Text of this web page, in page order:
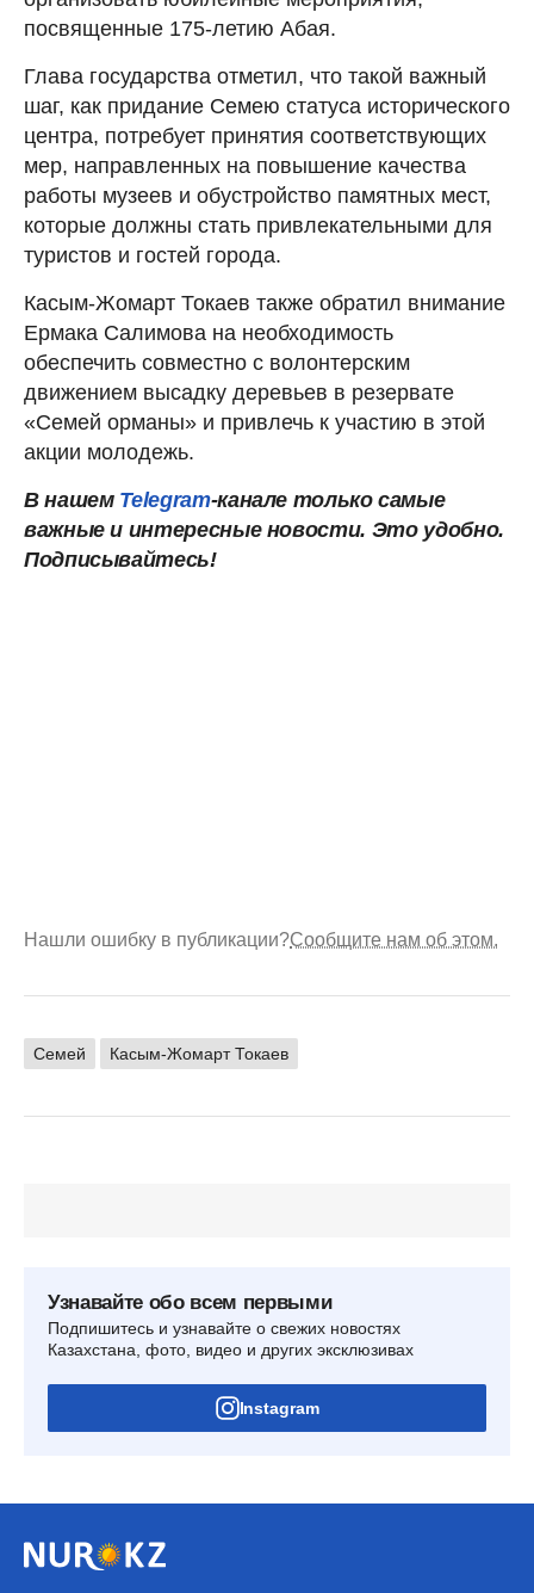
посвященные 175-летию Абая.
Глава государства отметил, что такой важный
шаг, как придание Семею статуса исторического
центра, потребует принятия соответствующих
мер, направленных на повышение качества
работы музеев и обустройство памятных мест,
которые должны стать привлекательными для
туристов и гостей города.
Касым-Жомарт Токаев также обратил внимание
Ермака Салимова на необходимость
обеспечить совместно с волонтерским
движением высадку деревьев в резервате
«Семей орманы» и привлечь к участию в этой
акции молодежь.
В нашем Telegram-канале только самые
важные и интересные новости. Это удобно.
Подписывайтесь!
Нашли ошибку в публикации?Сообщите нам об этом.
Семей Касым-Жомарт Токаев
Узнавайте обо всем первыми
Подпишитесь и узнавайте о свежих новостях
Казахстана, фото, видео и других эксклюзивах
Instagram